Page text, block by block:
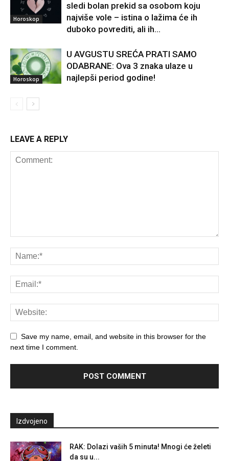
Horoskop
sledi bolan prekid sa osobom koju
najviše vole – istina o lažima će ih
duboko povrediti, ali ih...
Horoskop
U AVGUSTU SREĆA PRATI SAMO
ODABRANE: Ova 3 znaka ulaze u
najlepši period godine!
LEAVE A REPLY
Save my name, email, and website in this browser for the
next time I comment.
Izdvojeno
RAK: Dolazi vaših 5 minuta! Mnogi će želeti
da su u...